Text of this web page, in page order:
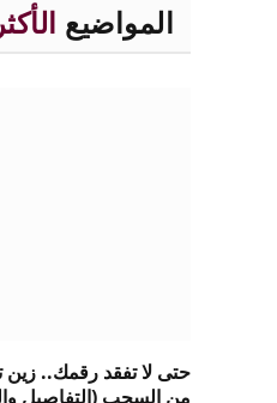
المواضيع
حتى لا تفقد رقمك.. زين
من السحب (التفاصيل